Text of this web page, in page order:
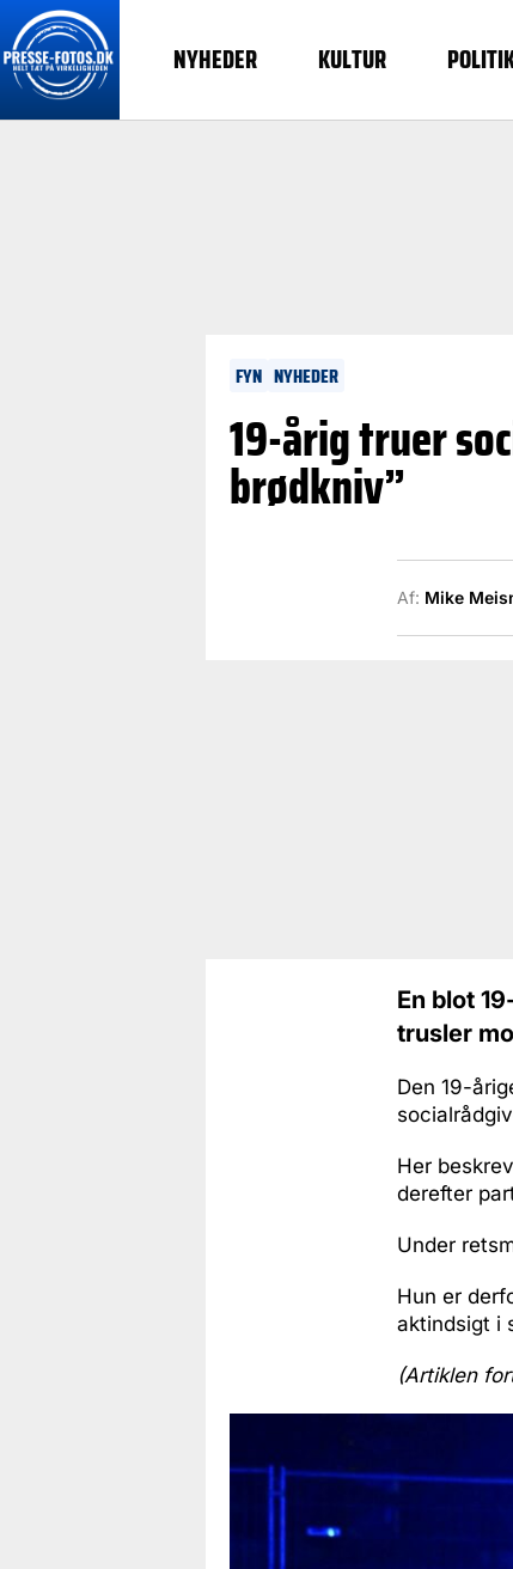
NYHEDER KULTUR
FYN NYHEDER
19-årig truer
brødkniv”
Af: Mike
En blot
trusler
Den 19-
Her
derefter
Under
Hun er
aktindsigt i
(Artiklen